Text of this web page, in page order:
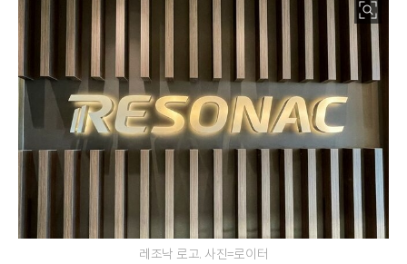
레조낙 로고. 사진=로이터